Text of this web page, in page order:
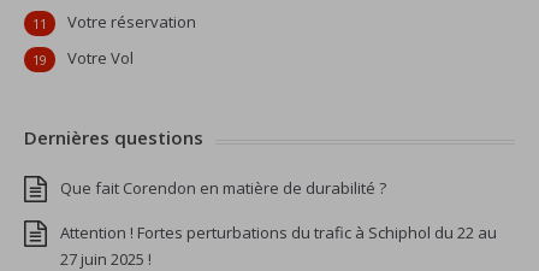
Votre réservation
11
Votre Vol
19
Dernières questions
Que fait Corendon en matière de durabilité ?
Attention ! Fortes perturbations du trafic à Schiphol du 22 au
27 juin 2025 !